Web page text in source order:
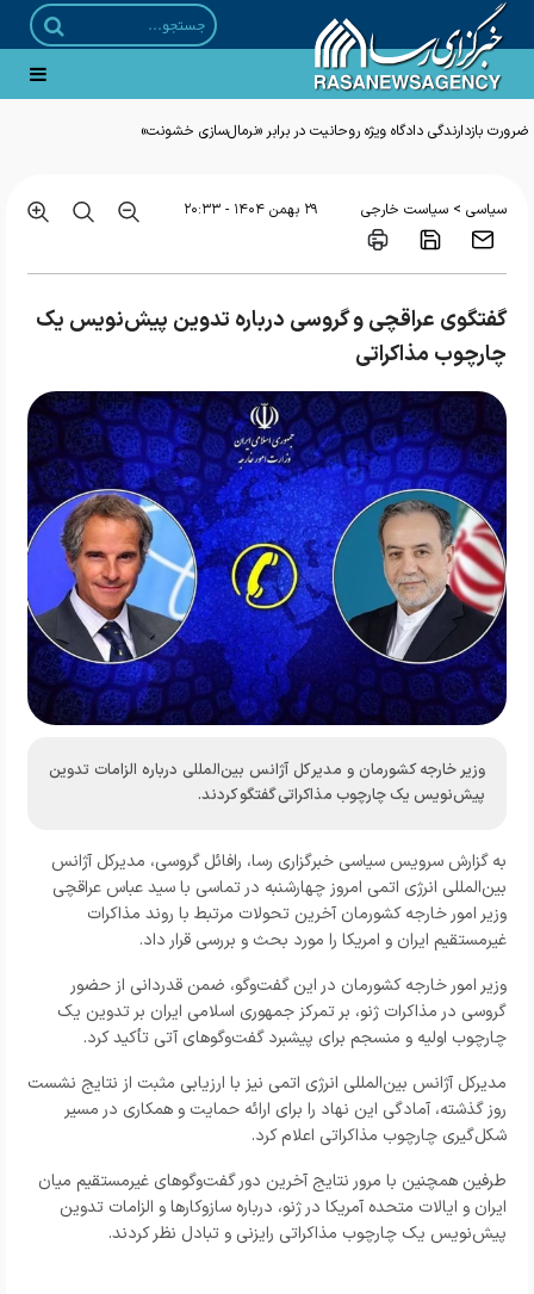
ضرورت بازدارندگی دادگاه ویژه روحانیت در برابر «نرمال‌سازی خشونت»
سیاسی > سیاست خارجی ۲۹ بهمن ۱۴۰۴ - ۲۰:۳۳
گفتگوی عراقچی و گروسی درباره تدوین پیش‌نویس یک
چارچوب مذاکراتی
وزیر خارجه کشورمان و مدیر کل آژانس بین‌المللی درباره الزامات تدوین
پیش‌نویس یک چارچوب مذاکراتی گفتگو کردند.
به گزارش سرویس سیاسی خبرگزاری رسا، رافائل گروسی، مدیرکل آژانس
بین‌المللی انرژی اتمی امروز چهارشنبه در تماسی با سید عباس عراقچی
وزیر امور خارجه کشورمان آخرین تحولات مرتبط با روند مذاکرات
غیرمستقیم ایران و امریکا را مورد بحث و بررسی قرار داد.
وزیر امور خارجه کشورمان در این گفت‌وگو، ضمن قدردانی از حضور
گروسی در مذاکرات ژنو، بر تمرکز جمهوری اسلامی ایران بر تدوین یک
چارچوب اولیه و منسجم برای پیشبرد گفت‌وگوهای آتی تأکید کرد.
مدیرکل آژانس بین‌المللی انرژی اتمی نیز با ارزیابی مثبت از نتایج نشست
روز گذشته، آمادگی این نهاد را برای ارائه حمایت و همکاری در مسیر
شکل‌گیری چارچوب مذاکراتی اعلام کرد.
طرفین همچنین با مرور نتایج آخرین دور گفت‌وگوهای غیرمستقیم میان
ایران و ایالات متحده آمریکا در ژنو، درباره سازوکارها و الزامات تدوین
پیش‌نویس یک چارچوب مذاکراتی رایزنی و تبادل نظر کردند.